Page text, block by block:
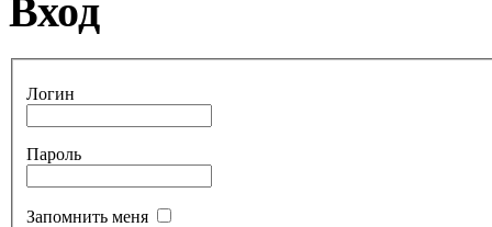
Вход
Логин
Пароль
Запомнить меня